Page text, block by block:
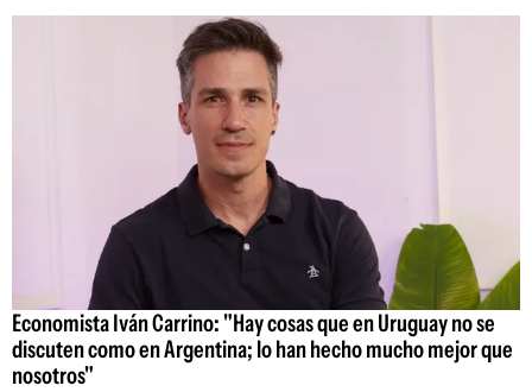
Economista Iván Carrino: "Hay cosas que en Uruguay no se
discuten como en Argentina; lo han hecho mucho mejor que
nosotros"